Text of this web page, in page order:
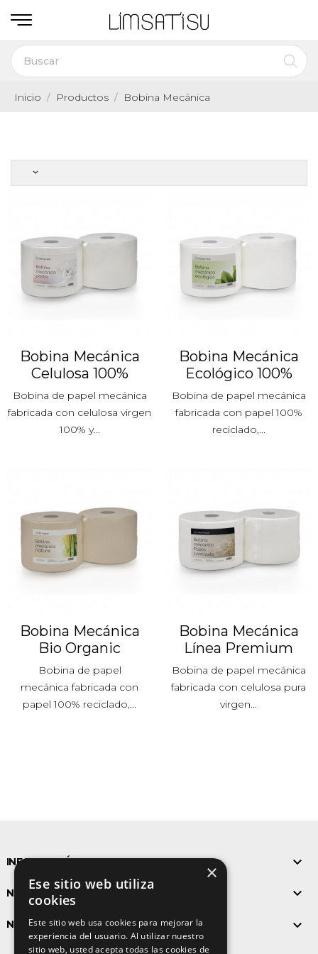
Inicio Productos Bobina Mecánica
keyboard_arrow_down
Bobina Mecánica
Celulosa 100%
Bobina de papel mecánica
fabricada con celulosa virgen
100% y...
Bobina Mecánica
Ecológico 100%
Bobina de papel mecánica
fabricada con papel 100%
reciclado,...
Bobina Mecánica
Bio Organic
Bobina de papel
mecánica fabricada con
papel 100% reciclado,...
Bobina Mecánica
Línea Premium
Bobina de papel mecánica
fabricada con celulosa pura
virgen...
INFORMACIÓN DE LA TIENDA 
NUESTROS PRODUCTOS 
NUESTRA COMPAÑÍA

Síguenos
×
Ese sitio web utiliza
cookies
Este sitio web usa cookies para mejorar la
experiencia del usuario. Al utilizar nuestro
sitio web, usted acepta todas las cookies de